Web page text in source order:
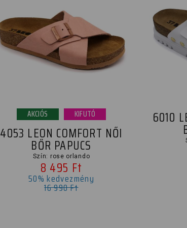
AKCIÓS KIFUTÓ
4053 LEON COMFORT NŐI
BŐR PAPUCS
Szín: rose orlando
8 495 Ft
50% kedvezmény
16 990 Ft
6010